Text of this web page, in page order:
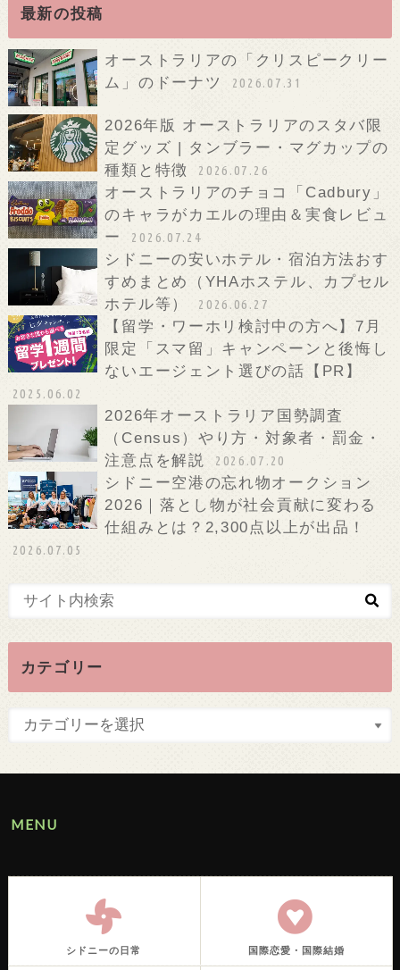
最新の投稿
オーストラリアの「クリスピークリー
ム」のドーナツ
2026.07.31
2026年版 オーストラリアのスタバ限
定グッズ | タンブラー・マグカップの
種類と特徴
2026.07.26
オーストラリアのチョコ「Cadbury」
のキャラがカエルの理由＆実食レビュ
ー
2026.07.24
シドニーの安いホテル・宿泊方法おす
すめまとめ（YHAホステル、カプセル
ホテル等）
2026.06.27
【留学・ワーホリ検討中の方へ】7月
限定「スマ留」キャンペーンと後悔し
ないエージェント選びの話【PR】
2025.06.02
2026年オーストラリア国勢調査
（Census）やり方・対象者・罰金・
注意点を解説
2026.07.20
シドニー空港の忘れ物オークション
2026｜落とし物が社会貢献に変わる
仕組みとは？2,300点以上が出品！
2026.07.05
カテゴリー
MENU
シドニーの日常 国際恋愛・国際結婚